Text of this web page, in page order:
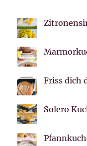
Friss dich
Solero